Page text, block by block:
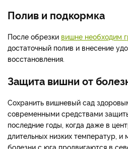
Полив и подкормка
После обрезки вишне необходим
достаточный полив и внесение
восстановления.
Защита вишни от
Сохранить вишневый сад
современными средствами
последние годы, когда даже в
длительных низких температур, и
болезни с юга продвигаются в